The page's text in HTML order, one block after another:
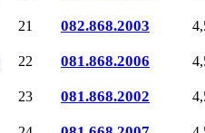
21 082.868.2003
22 081.868.2006
23 081.868.2002